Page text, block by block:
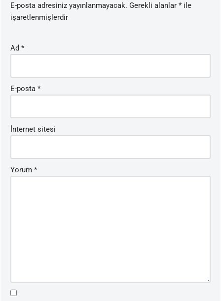
E-posta adresiniz yayınlanmayacak. Gerekli alanlar *ile
işaretlenmişlerdir
Ad *
E-posta *
İnternet sitesi
Yorum *